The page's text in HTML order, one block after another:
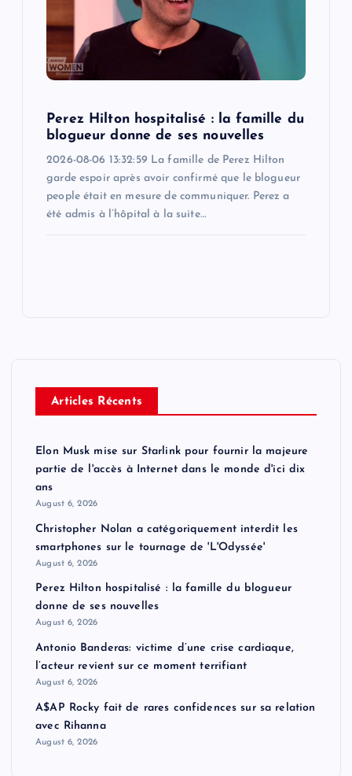
Perez Hilton hospitalisé : la famille du
blogueur donne de ses nouvelles
2026-08-06 13:32:59 La famille de Perez Hilton
garde espoir après avoir confirmé que le blogueur
people était en mesure de communiquer. Perez a
été admis à l’hôpital à la suite…
Articles Récents
Elon Musk mise sur Starlink pour fournir la majeure
partie de l'accès à Internet dans le monde d'ici dix
ans
August 6, 2026
Christopher Nolan a catégoriquement interdit les
smartphones sur le tournage de 'L'Odyssée'
August 6, 2026
Perez Hilton hospitalisé : la famille du blogueur
donne de ses nouvelles
August 6, 2026
Antonio Banderas: victime d’une crise cardiaque,
l’acteur revient sur ce moment terrifiant
August 6, 2026
A$AP Rocky fait de rares confidences sur sa relation
avec Rihanna
August 6, 2026